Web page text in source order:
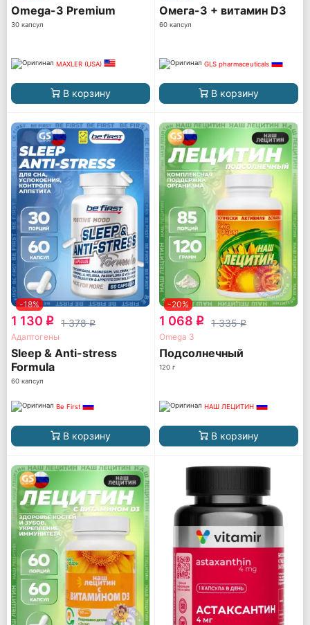
Omega-3 Premium
30 капсул
MAXLER (USA)
В корзину
Омега-3 + витамин D3
60 капсул
GLS pharmaceuticals
В корзину
-18%
1 130 q 1 378q
Адаптогены
Sleep & Anti-stress
Formula
60 капсул
Be First
В корзину
-20%
1 068 q 1 335q
Omega 3
Подсолнечный
120 г
НАШ ЛЕЦИТИН
В корзину